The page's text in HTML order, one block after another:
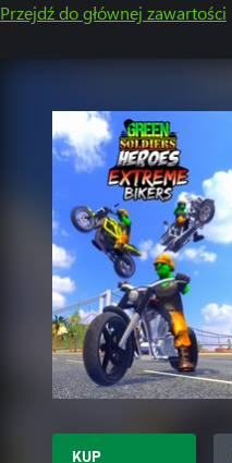
Przejdź do głównej zawartości
KUP